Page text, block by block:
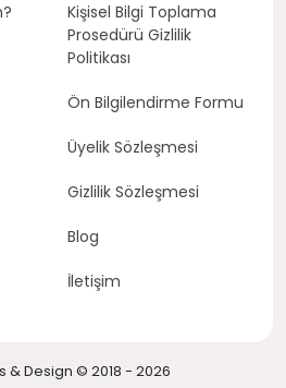
Kişisel Bilgi Toplama
Prosedürü Gizlilik
Politikası
Ön Bilgilendirme Formu
Üyelik Sözleşmesi
Gizlilik Sözleşmesi
Blog
İletişim
& Design © 2018 - 2026